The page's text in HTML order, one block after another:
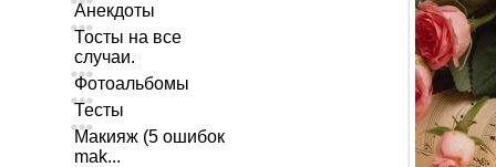
Анекдоты
Тосты на все
случаи.
Фотоальбомы
Тесты
Макияж (5 ошибок
mak...